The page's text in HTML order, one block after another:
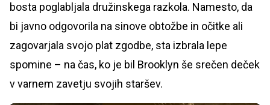
bosta poglabljala družinskega razkola. Namesto, da
bi javno odgovorila na sinove obtožbe in očitke ali
zagovarjala svojo plat zgodbe, sta izbrala lepe
spomine – na čas, ko je bil Brooklyn še srečen deček
v varnem zavetju svojih staršev.